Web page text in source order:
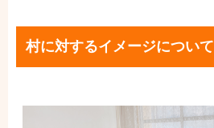
村に対するイメージについて